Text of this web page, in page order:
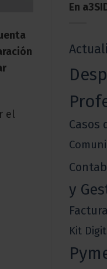
el
En
Casos
y
Kit